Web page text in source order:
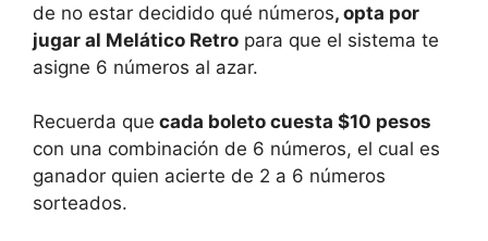
de no estar decidido qué números, opta por
jugar al Melático Retro para que el sistema te
asigne 6 números al azar.
Recuerda que cada boleto cuesta $10 pesos
con una combinación de 6 números, el cual es
ganador quien acierte de 2 a 6 números
sorteados.